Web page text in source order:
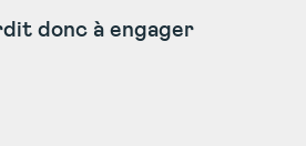
donc à engager